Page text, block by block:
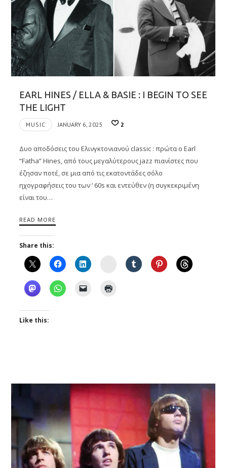
EARL HINES / ELLA & BASIE : I BEGIN TO SEE
THE LIGHT
MUSIC JANUARY 6, 2025 2
Δυο αποδόσεις του Ελινγκτονιανού classic : πρώτα ο Earl
“Fatha” Hines, από τους μεγαλύτερους jazz πιανίστες που
έζησαν ποτέ, σε μια από τις εκατοντάδες σόλο
ηχογραφήσεις του των ‘ 60s και εντεύθεν (η συγκεκριμένη
είναι του…
READ MORE
Share this:
Instagram
Like this: